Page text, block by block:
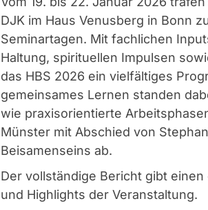
DJK im Haus Venusberg in Bonn
Seminartagen. Mit fachlichen
Haltung, spirituellen Impulsen
das HBS 2026 ein vielfältiges
gemeinsames Lernen standen
wie praxisorientierte
Münster mit Abschied von
Beisamenseins ab.
Der vollständige Bericht gibt
und Highlights der Veranstaltung.